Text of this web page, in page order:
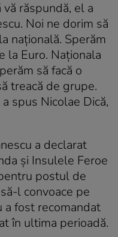
răspundă, el a
Noi ne dorim să
națională. Sperăm
la Euro. Naționala
să facă o
treacă de grupe.
spus Nicolae Dică,
a declarat
și Insulele Feroe
postul de
l convoace pe
a fost recomandat
în ultima perioadă.